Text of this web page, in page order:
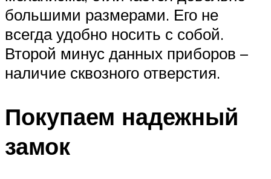
большими размерами. Его не
всегда удобно носить с собой.
Второй минус данных приборов –
наличие сквозного отверстия.
Покупаем надежный
замок